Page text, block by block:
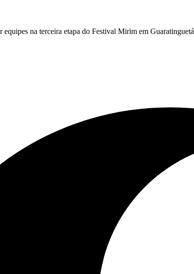
equipes na terceira etapa do Festival Mirim em Guaratinguetá